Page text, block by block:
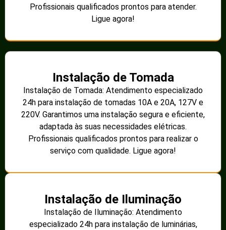
Profissionais qualificados prontos para atender.
Ligue agora!
Instalação de Tomada
Instalação de Tomada: Atendimento especializado
24h para instalação de tomadas 10A e 20A, 127V e
220V. Garantimos uma instalação segura e eficiente,
adaptada às suas necessidades elétricas.
Profissionais qualificados prontos para realizar o
serviço com qualidade. Ligue agora!
Instalação de Iluminação
Instalação de Iluminação: Atendimento
especializado 24h para instalação de luminárias,